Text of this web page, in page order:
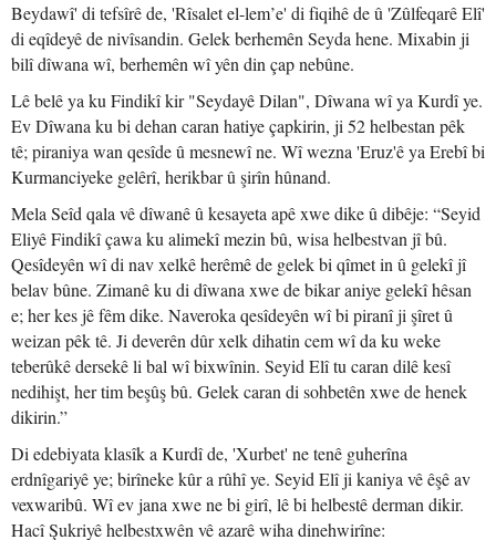
Beydawî' di tefsîrê de, 'Rîsalet el-lem’e' di fiqihê de û 'Zûlfeqarê Elî'
di eqîdeyê de nivîsandin. Gelek berhemên Seyda hene. Mixabin ji
bilî dîwana wî, berhemên wî yên din çap nebûne.
Lê belê ya ku Findikî kir "Seydayê Dilan", Dîwana wî ya Kurdî ye.
Ev Dîwana ku bi dehan caran hatiye çapkirin, ji 52 helbestan pêk
tê; piraniya wan qesîde û mesnewî ne. Wî wezna 'Eruz'ê ya Erebî bi
Kurmanciyeke gelêrî, herikbar û şirîn hûnand.
Mela Seîd qala vê dîwanê û kesayeta apê xwe dike û dibêje: “Seyid
Eliyê Findikî çawa ku alimekî mezin bû, wisa helbestvan jî bû.
Qesîdeyên wî di nav xelkê herêmê de gelek bi qîmet in û gelekî jî
belav bûne. Zimanê ku di dîwana xwe de bikar aniye gelekî hêsan
e; her kes jê fêm dike. Naveroka qesîdeyên wî bi piranî ji şîret û
weizan pêk tê. Ji deverên dûr xelk dihatin cem wî da ku weke
teberûkê dersekê li bal wî bixwînin. Seyid Elî tu caran dilê kesî
nedihişt, her tim beşûş bû. Gelek caran di sohbetên xwe de henek
dikirin.”
Di edebiyata klasîk a Kurdî de, 'Xurbet' ne tenê guherîna
erdnîgariyê ye; birîneke kûr a rûhî ye. Seyid Elî ji kaniya vê êşê av
vexwaribû. Wî ev jana xwe ne bi girî, lê bi helbestê derman dikir.
Hacî Şukriyê helbestxwên vê azarê wiha dinehwirîne: